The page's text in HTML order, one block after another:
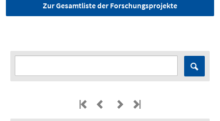
Zur Gesamtliste der Forschungsprojekte